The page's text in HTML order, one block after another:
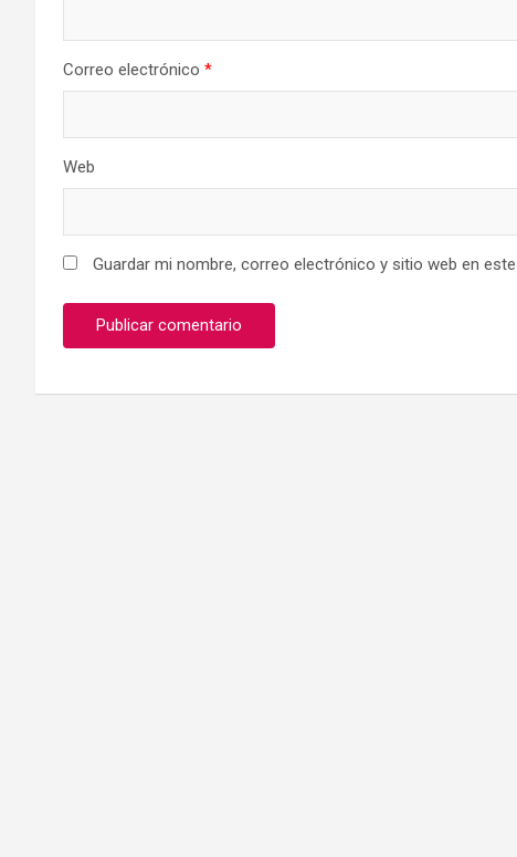
Correo electrónico *
Web
Guardar mi nombre, correo electrónico y sitio web en